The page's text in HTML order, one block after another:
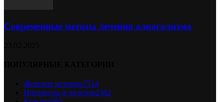
Современные методы лечения алкоголизма
Женские истории7514
Интересно и полезно2382